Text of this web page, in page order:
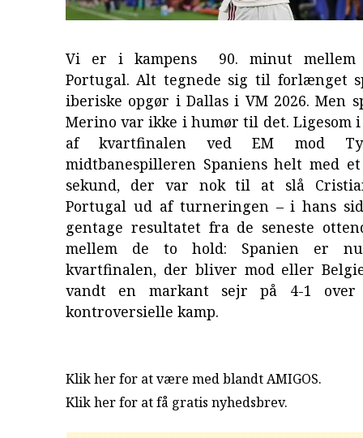
Vi er i kampens 90. minut mellem
Portugal. Alt tegnede sig til forlænget
iberiske opgør i Dallas i VM 2026. Men
Merino var ikke i humør til det. Ligesom
af kvartfinalen ved EM mod
midtbanespilleren Spaniens helt med
sekund, der var nok til at slå
Portugal ud af turneringen – i hans
gentage resultatet fra de seneste
mellem de to hold: Spanien er
kvartfinalen, der bliver mod eller
vandt en markant sejr på 4-1
kontroversielle kamp.
Klik her for at være med blandt AMIGOS.
Klik her for at få gratis nyhedsbrev.